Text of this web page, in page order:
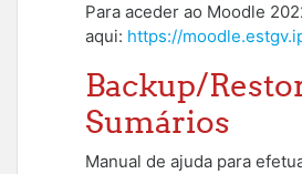
Para aceder ao Moodle
aqui: https://
Backup/
Sumários
Manual de ajuda para